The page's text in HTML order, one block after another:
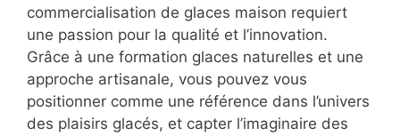
commercialisation de glaces maison requiert
une passion pour la qualité et l’innovation.
Grâce à une formation glaces naturelles et une
approche artisanale, vous pouvez vous
positionner comme une référence dans l’univers
des plaisirs glacés, et capter l’imaginaire des